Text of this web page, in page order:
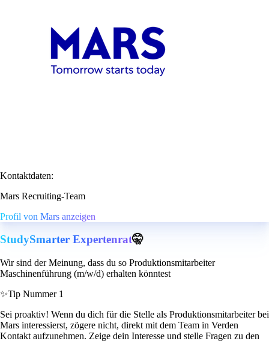
Kontaktdaten:
Mars Recruiting-Team
Profil von Mars anzeigen
StudySmarter Expertenrat🤫
Wir sind der Meinung, dass du so Produktionsmitarbeiter
Maschinenführung (m/w/d) erhalten könntest
✨Tip Nummer 1
Sei proaktiv! Wenn du dich für die Stelle als Produktionsmitarbeiter bei
Mars interessierst, zögere nicht, direkt mit dem Team in Verden
Kontakt aufzunehmen. Zeige dein Interesse und stelle Fragen zu den